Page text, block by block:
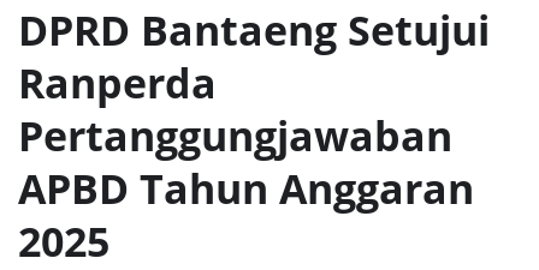
DPRD Bantaeng Setujui
Ranperda
Pertanggungjawaban
APBD Tahun Anggaran
2025